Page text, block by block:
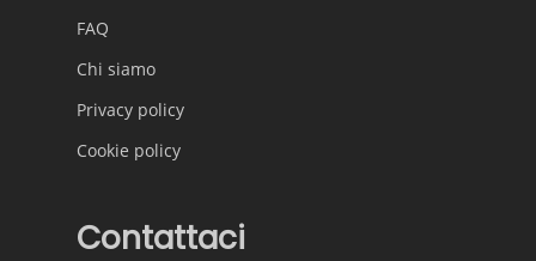
FAQ
Chi siamo
Privacy policy
Cookie policy
Contattaci